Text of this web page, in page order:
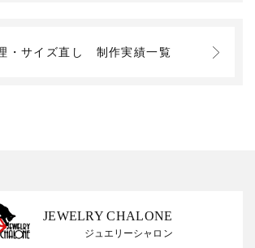
・サイズ直し 制作実績一覧
JEWELRY CHALONE
ジュエリーシャロン